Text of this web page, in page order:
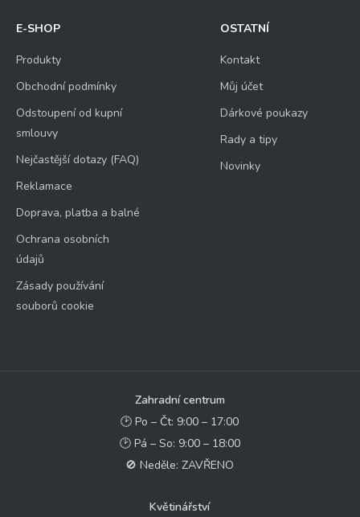
E-SHOP
Produkty
Obchodní podmínky
Odstoupení od kupní
smlouvy
Nejčastější dotazy (FAQ)
Reklamace
Doprava, platba a balné
Ochrana osobních
údajů
Zásady používání
souborů cookie
OSTATNÍ
Kontakt
Můj účet
Dárkové poukazy
Rady a tipy
Novinky
Zahradní centrum
🕑 Po – Čt: 9:00 – 17:00
🕑 Pá – So: 9:00 – 18:00
🚫 Neděle: ZAVŘENO
Květinářství